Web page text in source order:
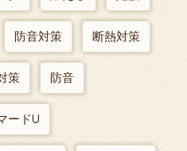
防音対策 断熱対策
策 防音
ードU